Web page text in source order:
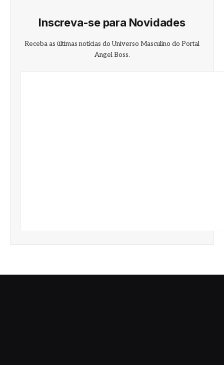
Inscreva-se para Novidades
Receba as últimas notícias do Universo Masculino do Portal
Angel Boss.